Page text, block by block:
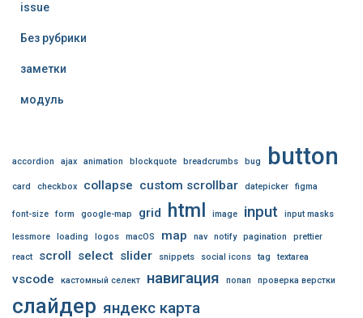
issue
Без рубрики
заметки
модуль
accordion ajax animation blockquote breadcrumbs bug button
card checkbox collapse custom scrollbar datepicker figma
font-size form google-map grid html image input input masks
lessmore loading logos macOS map nav notify pagination
prettier
react
scroll select slider snippets social icons tag textarea
vscode кастомный селект навигация попап проверка верстки
слайдер яндекс карта